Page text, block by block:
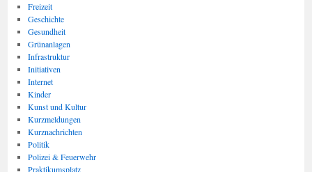
Freizeit
Geschichte
Gesundheit
Grünanlagen
Infrastruktur
Initiativen
Internet
Kinder
Kunst und Kultur
Kurzmeldungen
Kurznachrichten
Politik
Polizei & Feuerwehr
Praktikumsplatz